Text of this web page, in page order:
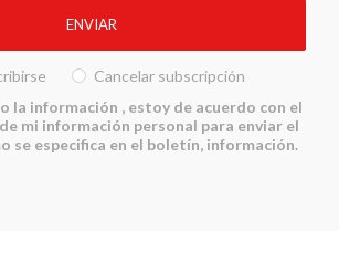
Cancelar subscripción
la información , estoy de acuerdo con el
mi información personal para enviar el
se especifica en el boletín, información.